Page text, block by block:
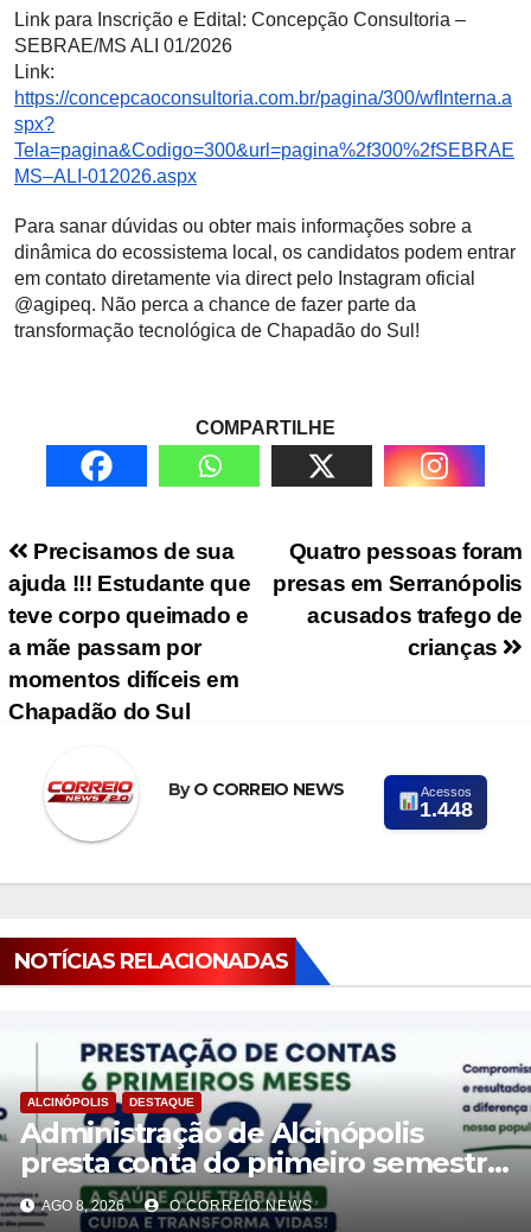
Link para Inscrição e Edital: Concepção Consultoria –
SEBRAE/MS ALI 01/2026
Link:
https://concepcaoconsultoria.com.br/pagina/300/wfInterna.a
spx?
Tela=pagina&Codigo=300&url=pagina%2f300%2fSEBRAE
MS–ALI-012026.aspx
Para sanar dúvidas ou obter mais informações sobre a
dinâmica do ecossistema local, os candidatos podem entrar
em contato diretamente via direct pelo Instagram oficial
@agipeq. Não perca a chance de fazer parte da
transformação tecnológica de Chapadão do Sul!
COMPARTILHE
Navegação de PostQuatro pessoas foram
presas em Serranópolis
acusados trafego de
crianças
Precisamos de sua
ajuda !!! Estudante que
teve corpo queimado e
a mãe passam por
momentos difíceis em
Chapadão do Sul
ByO CORREIO NEWS Acessos
1.448
NOTÍCIAS RELACIONADAS
ALCINÓPOLIS DESTAQUE
Administração de Alcinópolis
presta conta do primeiro semestre
de 2026
AGO 8, 2026 O CORREIO NEWS